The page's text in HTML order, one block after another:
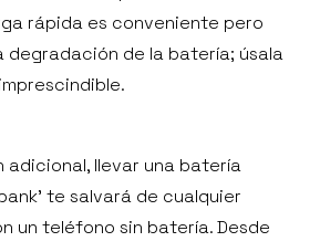
rápida es conveniente pero
degradación de la batería; úsala
adicional, llevar una batería
te salvará de cualquier
un teléfono sin batería. Desde